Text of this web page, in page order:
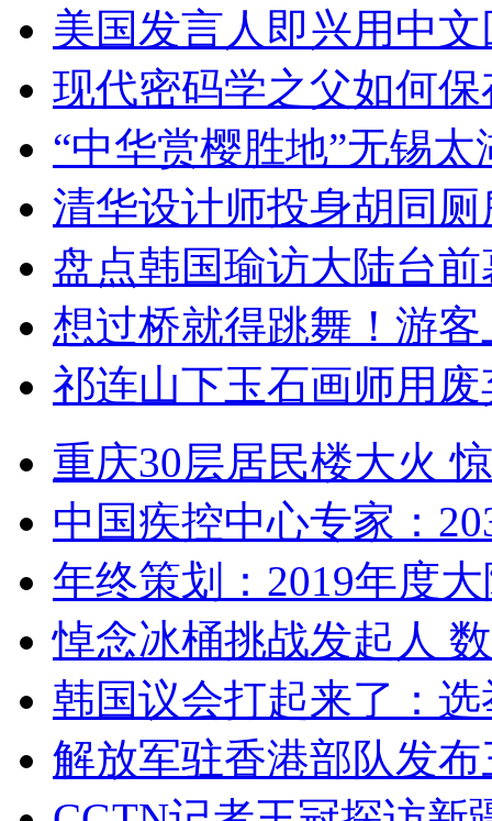
美国发言人即兴用中
现代密码学之父如何
“中华赏樱胜地”无锡
清华设计师投身胡同
盘点韩国瑜访大陆台
想过桥就得跳舞！游客
祁连山下玉石画师用
重庆30层居民楼大火
中国疾控中心专家：
年终策划：2019年度
悼念冰桶挑战发起人
韩国议会打起来了：
解放军驻香港部队发